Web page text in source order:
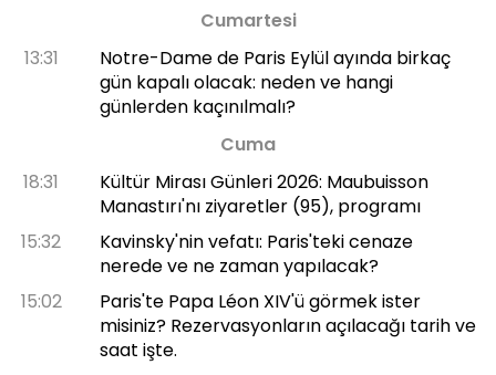
Cumartesi
13:31
Notre-Dame de Paris Eylül ayında birkaç
gün kapalı olacak: neden ve hangi
günlerden kaçınılmalı?
Cuma
18:31
Kültür Mirası Günleri 2026: Maubuisson
Manastırı'nı ziyaretler (95), programı
15:32
Kavinsky'nin vefatı: Paris'teki cenaze
nerede ve ne zaman yapılacak?
15:02
Paris'te Papa Léon XIV'ü görmek ister
misiniz? Rezervasyonların açılacağı tarih ve
saat işte.